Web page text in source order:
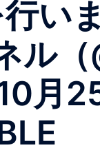
い
ル
月25